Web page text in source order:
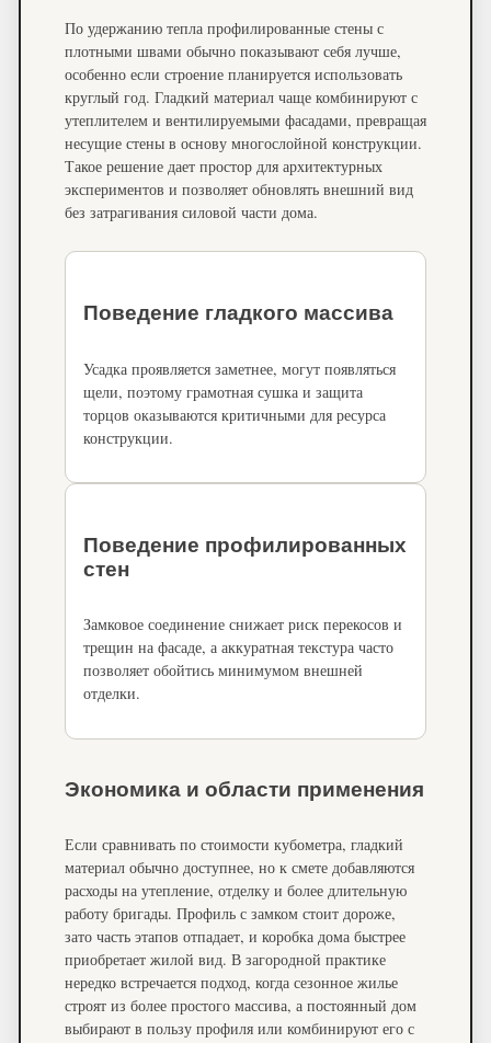
По удержанию тепла профилированные стены с
плотными швами обычно показывают себя лучше,
особенно если строение планируется использовать
круглый год. Гладкий материал чаще комбинируют с
утеплителем и вентилируемыми фасадами, превращая
несущие стены в основу многослойной конструкции.
Такое решение дает простор для архитектурных
экспериментов и позволяет обновлять внешний вид
без затрагивания силовой части дома.
Поведение гладкого массива
Усадка проявляется заметнее, могут появляться
щели, поэтому грамотная сушка и защита
торцов оказываются критичными для ресурса
конструкции.
Поведение профилированных
стен
Замковое соединение снижает риск перекосов и
трещин на фасаде, а аккуратная текстура часто
позволяет обойтись минимумом внешней
отделки.
Экономика и области применения
Если сравнивать по стоимости кубометра, гладкий
материал обычно доступнее, но к смете добавляются
расходы на утепление, отделку и более длительную
работу бригады. Профиль с замком стоит дороже,
зато часть этапов отпадает, и коробка дома быстрее
приобретает жилой вид. В загородной практике
нередко встречается подход, когда сезонное жилье
строят из более простого массива, а постоянный дом
выбирают в пользу профиля или комбинируют его с